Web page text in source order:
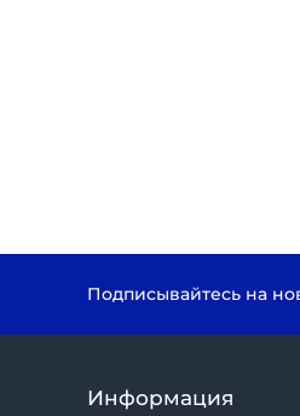
Подписывайтесь на
Информация